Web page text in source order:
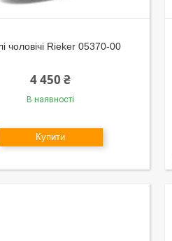
чоловічі Rieker 05370-00
4 450 ₴
В наявності
Купити